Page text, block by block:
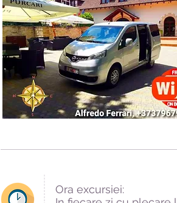
Ora excursiei: